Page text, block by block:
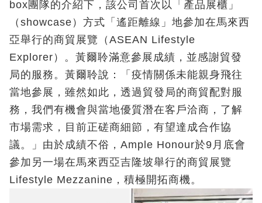
box團隊的介紹下，該公司首次以「產品展櫃」
（showcase）方式「遙距離線」地參加在馬來西
亞舉行的商貿展覽（ASEAN Lifestyle
Explorer）。黃爾聆滿意參展成績，並感謝貿發
局的服務。黃爾聆說：「疫情關係未能親身飛往
當地參展，雖然如此，透過貿發局的商貿配對服
務，我們有機會與當地優質潛在客戶洽商，了解
市場需求，目前正磋商細節，有望達成合作協
議。」由於成績不俗，Ample Honour於9月底會
參加另一場在馬來西亞吉隆坡舉行的商貿展覽
Lifestyle Mezzanine，積極開拓商機。